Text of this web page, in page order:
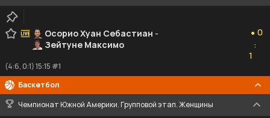
Осорио Хуан Себастиан -
Зейтуне Максимо
● 0
:
1
(4:6, 0:1) 15:15 #1
Баскетбол
Чемпионат Южной Америки. Групповой этап. Женщины